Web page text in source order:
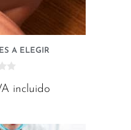
A ELEGIR
incluido